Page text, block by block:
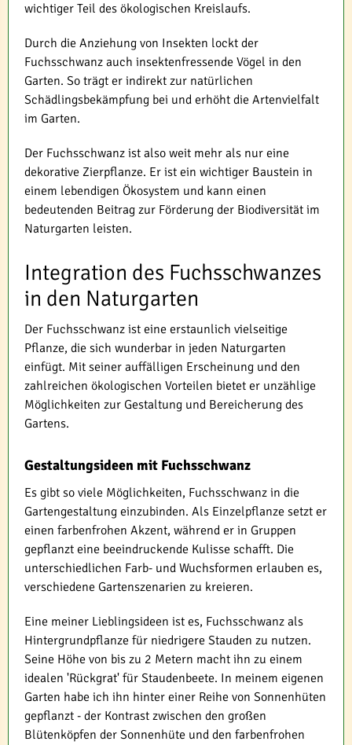
wichtiger Teil des ökologischen Kreislaufs.
Durch die Anziehung von Insekten lockt der
Fuchsschwanz auch insektenfressende Vögel in den
Garten. So trägt er indirekt zur natürlichen
Schädlingsbekämpfung bei und erhöht die Artenvielfalt
im Garten.
Der Fuchsschwanz ist also weit mehr als nur eine
dekorative Zierpflanze. Er ist ein wichtiger Baustein in
einem lebendigen Ökosystem und kann einen
bedeutenden Beitrag zur Förderung der Biodiversität im
Naturgarten leisten.
Integration des Fuchsschwanzes
in den Naturgarten
Der Fuchsschwanz ist eine erstaunlich vielseitige
Pflanze, die sich wunderbar in jeden Naturgarten
einfügt. Mit seiner auffälligen Erscheinung und den
zahlreichen ökologischen Vorteilen bietet er unzählige
Möglichkeiten zur Gestaltung und Bereicherung des
Gartens.
Gestaltungsideen mit Fuchsschwanz
Es gibt so viele Möglichkeiten, Fuchsschwanz in die
Gartengestaltung einzubinden. Als Einzelpflanze setzt er
einen farbenfrohen Akzent, während er in Gruppen
gepflanzt eine beeindruckende Kulisse schafft. Die
unterschiedlichen Farb- und Wuchsformen erlauben es,
verschiedene Gartenszenarien zu kreieren.
Eine meiner Lieblingsideen ist es, Fuchsschwanz als
Hintergrundpflanze für niedrigere Stauden zu nutzen.
Seine Höhe von bis zu 2 Metern macht ihn zu einem
idealen 'Rückgrat' für Staudenbeete. In meinem eigenen
Garten habe ich ihn hinter einer Reihe von Sonnenhüten
gepflanzt - der Kontrast zwischen den großen
Blütenköpfen der Sonnenhüte und den farbenfrohen